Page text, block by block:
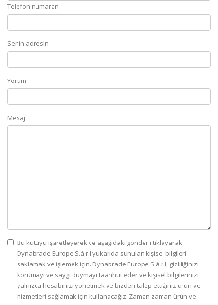
Telefon numaran
Senin adresin
Yorum
Mesaj
Bu kutuyu işaretleyerek ve aşağıdaki gönder'i tıklayarak
Dynabrade Europe S.à r.l yukarıda sunulan kişisel bilgileri
saklamak ve işlemek için. Dynabrade Europe S.à r.l, gizliliğinizi
korumayı ve saygı duymayı taahhüt eder ve kişisel bilgilerinizi
yalnızca hesabınızı yönetmek ve bizden talep ettiğiniz ürün ve
hizmetleri sağlamak için kullanacağız. Zaman zaman ürün ve